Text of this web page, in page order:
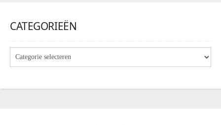
CATEGORIEËN